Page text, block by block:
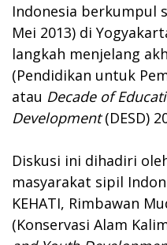
Indonesia berkumpul
Mei 2013) di
langkah menjelang
(Pendidikan untuk
atau Decade of
Development(DESD)
Diskusi ini dihadiri
masyarakat sipil
KEHATI, Rimbawan
(Konservasi Alam